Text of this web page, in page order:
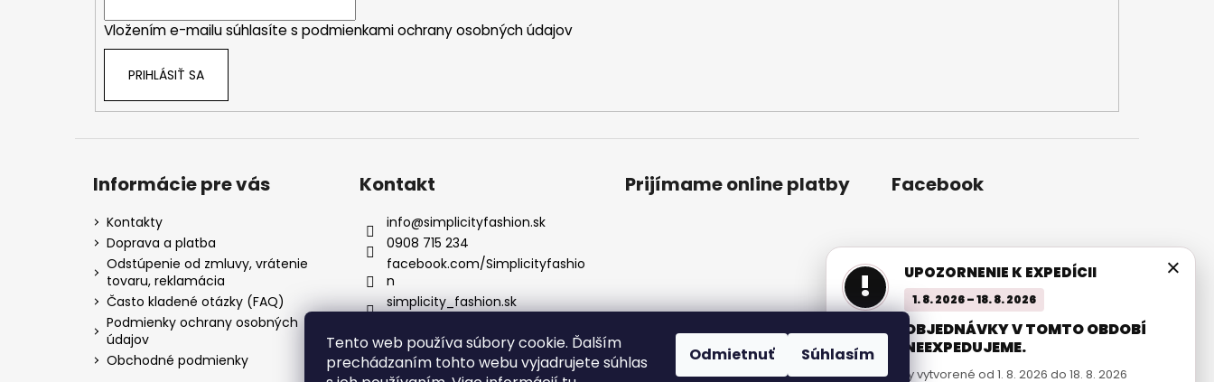
Tento web používa súbory cookie. Ďalším
prechádzaním tohto webu vyjadrujete súhlas
Odmietnuť Súhlasím
Vložením e-mailu súhlasíte s podmienkami ochrany osobných údajov
PRIHLÁSIŤ SA
Informácie pre vás
Kontakty
Doprava a platba
Odstúpenie od zmluvy, vrátenie
tovaru, reklamácia
Často kladené otázky (FAQ)
Podmienky ochrany osobných
údajov
Obchodné podmienky
Kontakt
info@simplicityfashion.sk
0908 715 234
facebook.com/Simplicityfashio
n
simplicity_fashion.sk
Prijímame online platby Facebook
×
! UPOZORNENIE K EXPEDÍCII
1. 8. 2026 – 18. 8. 2026
OBJEDNÁVKY V TOMTO OBDOBÍ
NEEXPEDUJEME.
Objednávky vytvorené od 1. 8. 2026 do 18. 8. 2026